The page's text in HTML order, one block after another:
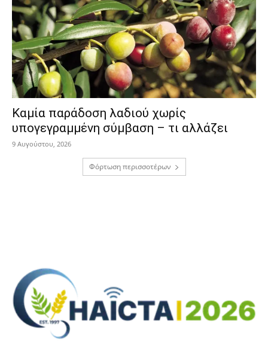
Καμία παράδοση λαδιού χωρίς
υπογεγραμμένη σύμβαση – τι αλλάζει
9 Αυγούστου, 2026
Φόρτωση περισσοτέρων